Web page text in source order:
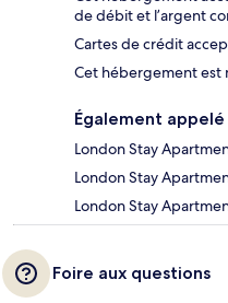
de débit et l’argent
Cartes de crédit
Cet hébergement est
Également appelé
London Stay
London Stay
London Stay
Foire aux questions